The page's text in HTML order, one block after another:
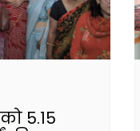
₹5.15